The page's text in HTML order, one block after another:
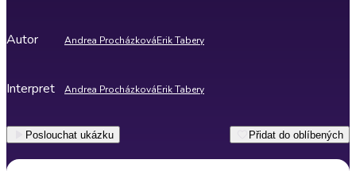
Autor Andrea ProcházkováErik Tabery
Interpret Andrea ProcházkováErik Tabery
Poslouchat ukázku Přidat do oblíbených